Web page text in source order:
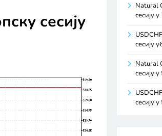
сесију
Natural
сесију
сесију
Natural
сесију
сесију